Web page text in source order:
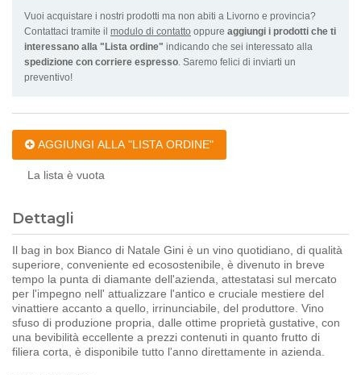
Vuoi acquistare i nostri prodotti ma non abiti a Livorno e provincia?
Contattaci tramite il modulo di contatto oppure aggiungi i prodotti che ti
interessano alla "Lista ordine" indicando che sei interessato alla
spedizione con corriere espresso. Saremo felici di inviarti un
preventivo!
AGGIUNGI ALLA "LISTA ORDINE"
La lista è vuota
Dettagli
Il bag in box Bianco di Natale Gini è un vino quotidiano, di qualità
superiore, conveniente ed ecosostenibile, è divenuto in breve
tempo la punta di diamante dell'azienda, attestatasi sul mercato
per l'impegno nell' attualizzare l'antico e cruciale mestiere del
vinattiere accanto a quello, irrinunciabile, del produttore. Vino
sfuso di produzione propria, dalle ottime proprietà gustative, con
una bevibilità eccellente a prezzi contenuti in quanto frutto di
filiera corta, è disponibile tutto l'anno direttamente in azienda.